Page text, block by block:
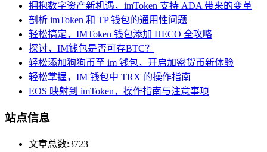
拥抱数字资产新机遇，imToken 支持 ADA 带来的变革
剖析 imToken 和 TP 钱包的通用性问题
轻松搞定，IMToken 钱包添加 HECO 全攻略
探讨，IM钱包是否可存BTC？
轻松添加狗狗币至 im 钱包，开启加密货币新体验
轻松掌握，IM 钱包中 TRX 的操作指南
EOS 映射到 imToken，操作指南与注意事项
站点信息
文章总数:3723